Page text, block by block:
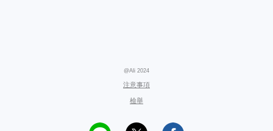
@Ali 2024
注意事項
檢舉